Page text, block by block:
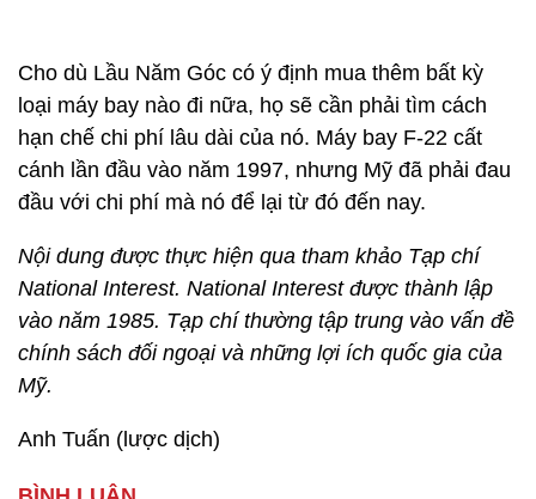
Cho dù Lầu Năm Góc có ý định mua thêm bất kỳ
loại máy bay nào đi nữa, họ sẽ cần phải tìm cách
hạn chế chi phí lâu dài của nó. Máy bay F-22 cất
cánh lần đầu vào năm 1997, nhưng Mỹ đã phải đau
đầu với chi phí mà nó để lại từ đó đến nay.
Nội dung được thực hiện qua tham khảo Tạp chí
National Interest. National Interest được thành lập
vào năm 1985. Tạp chí thường tập trung vào vấn đề
chính sách đối ngoại và những lợi ích quốc gia của
Mỹ.
Anh Tuấn (lược dịch)